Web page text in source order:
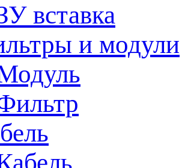
вставка
и модули